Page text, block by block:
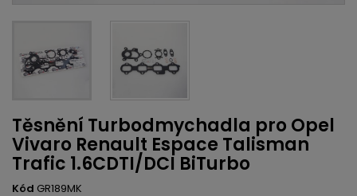
Těsnění Turbodmychadla pro Opel
Vivaro Renault Espace Talisman
Trafic 1.6CDTI/DCI BiTurbo
Kód GR189MK